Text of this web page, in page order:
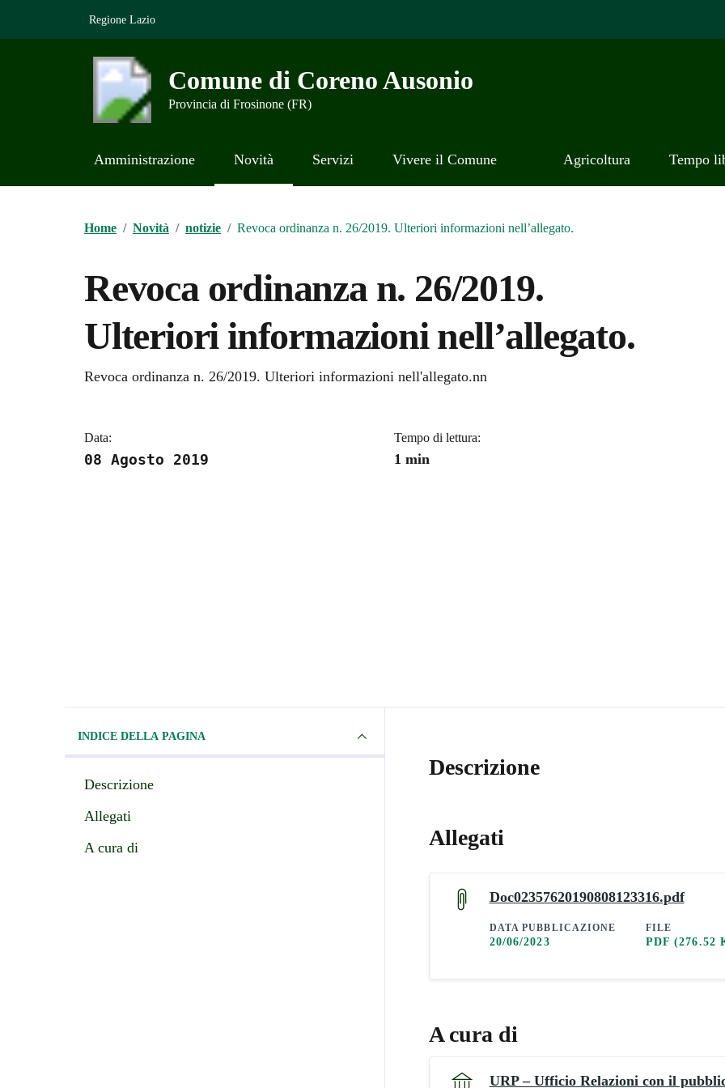
Regione Lazio
Comune di Coreno Ausonio
Provincia di Frosinone (FR)
Amministrazione Novità Servizi Vivere il Comune Agricoltura Tempo
Home / Novità / notizie / Revoca ordinanza n. 26/2019. Ulteriori informazioni nell’allegato.
Revoca ordinanza n. 26/2019.
Ulteriori informazioni nell’allegato.
Dettagli della notizia
Revoca ordinanza n. 26/2019. Ulteriori informazioni nell'allegato.nn
Data:
08 Agosto 2019
Tempo di lettura:
1 min
INDICE DELLA PAGINA
Descrizione
Allegati
A cura di
Descrizione
Allegati
Doc02357620190808123316.pdf
DATA PUBBLICAZIONE
20/06/2023
FILE
PDF(276.52
A cura di
URP – Ufficio Relazioni con il